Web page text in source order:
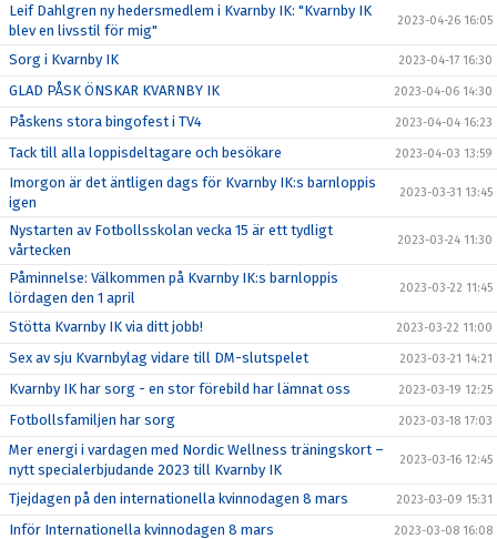
Leif Dahlgren ny hedersmedlem i Kvarnby IK: "Kvarnby IK
blev en livsstil för mig"
2023-04-26 16:05
Sorg i Kvarnby IK 2023-04-17 16:30
GLAD PÅSK ÖNSKAR KVARNBY IK 2023-04-06 14:30
Påskens stora bingofest i TV4 2023-04-04 16:23
Tack till alla loppisdeltagare och besökare 2023-04-03 13:59
Imorgon är det äntligen dags för Kvarnby IK:s barnloppis
igen
2023-03-31 13:45
Nystarten av Fotbollsskolan vecka 15 är ett tydligt
vårtecken
2023-03-24 11:30
Påminnelse: Välkommen på Kvarnby IK:s barnloppis
lördagen den 1 april
2023-03-22 11:45
Stötta Kvarnby IK via ditt jobb! 2023-03-22 11:00
Sex av sju Kvarnbylag vidare till DM-slutspelet 2023-03-21 14:21
Kvarnby IK har sorg - en stor förebild har lämnat oss 2023-03-19 12:25
Fotbollsfamiljen har sorg 2023-03-18 17:03
Mer energi i vardagen med Nordic Wellness träningskort –
nytt specialerbjudande 2023 till Kvarnby IK
2023-03-16 12:45
Tjejdagen på den internationella kvinnodagen 8 mars 2023-03-09 15:31
Inför Internationella kvinnodagen 8 mars 2023-03-08 16:08